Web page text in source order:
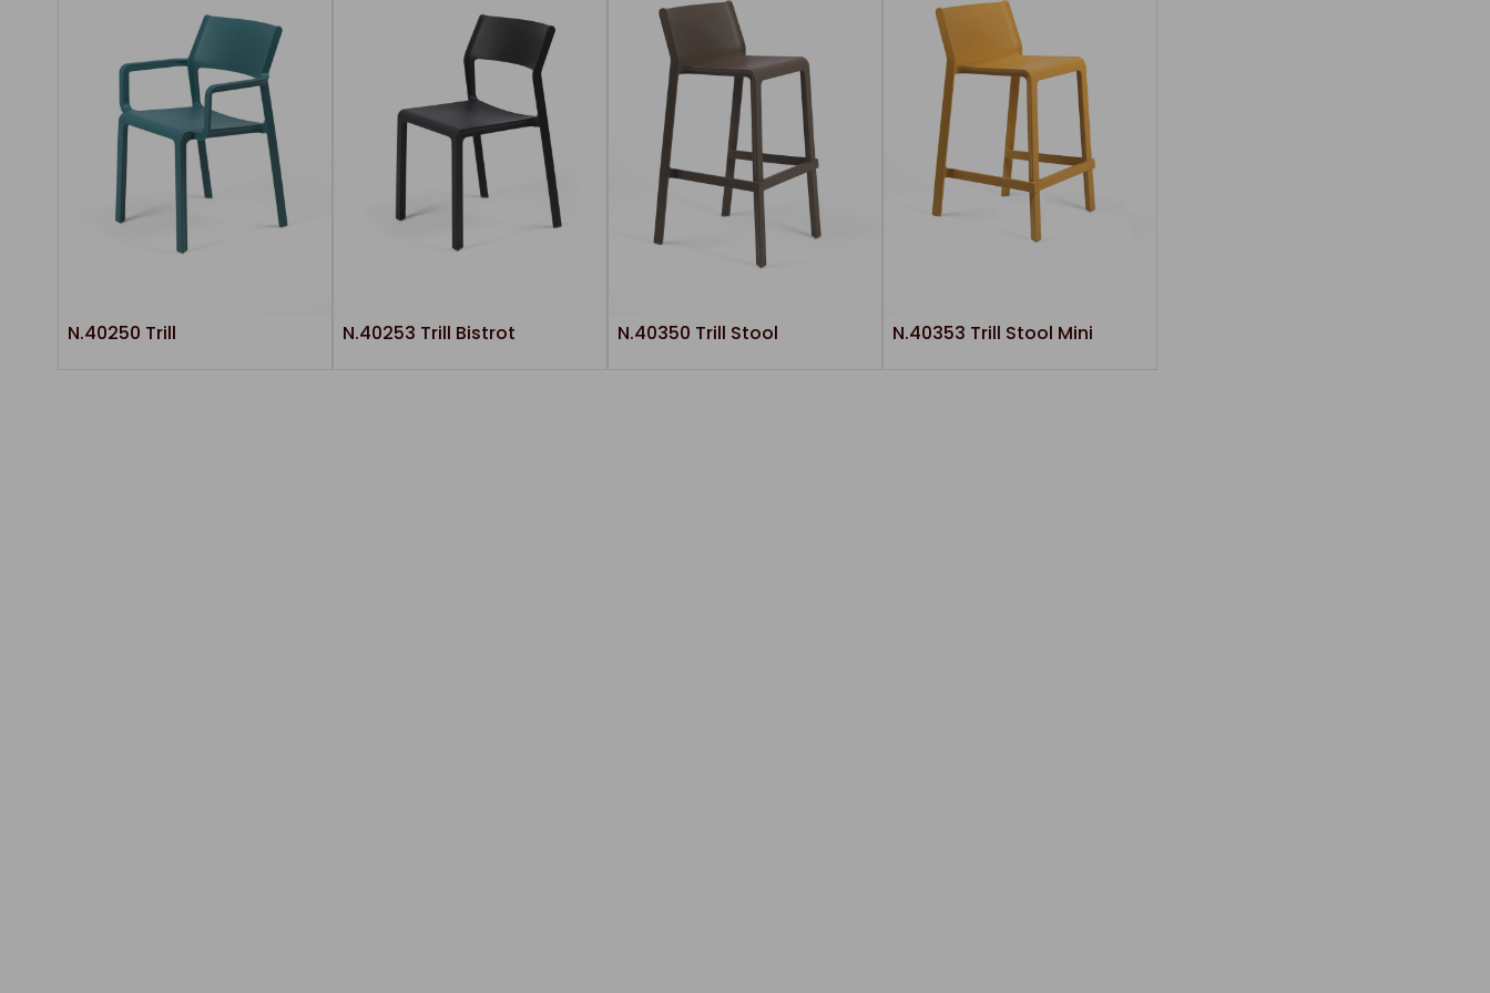
N.40250 Trill N.40253 Trill Bistrot N.40350 Trill Stool N.40353 Trill Stool Mini